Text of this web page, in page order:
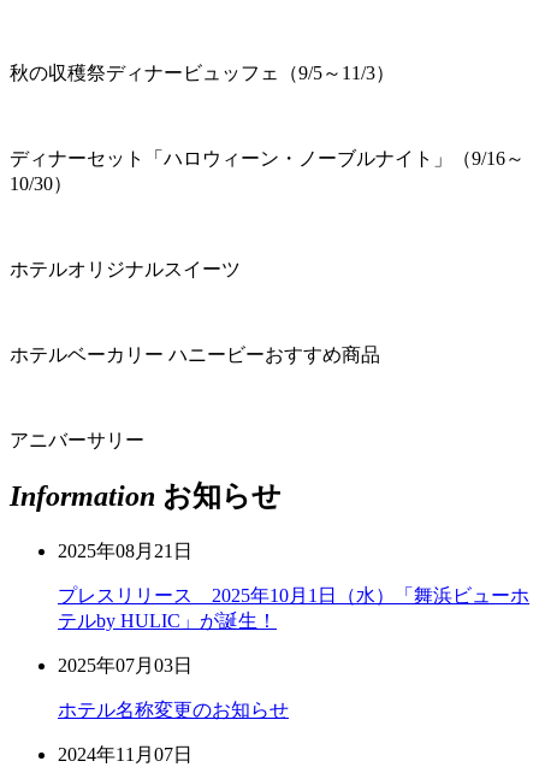
秋の収穫祭ディナービュッフェ（9/5～11/3）
ディナーセット「ハロウィーン・ノーブルナイト」（9/16～
10/30）
ホテルオリジナルスイーツ
ホテルベーカリー ハニービーおすすめ商品
アニバーサリー
Information お知らせ
2025年08月21日
プレスリリース 2025年10月1日（水）「舞浜ビューホ
テルby HULIC」が誕生！
2025年07月03日
ホテル名称変更のお知らせ
2024年11月07日